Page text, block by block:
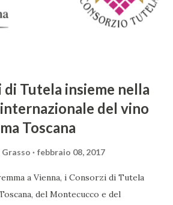
è un poema epico-mitologico in 20
40.000 versi. Narra la storia
di Tutela insieme nella
del vino
Toscana
febbraio 08, 2017
a Vienna, i Consorzi di Tutela
del Montecucco e del